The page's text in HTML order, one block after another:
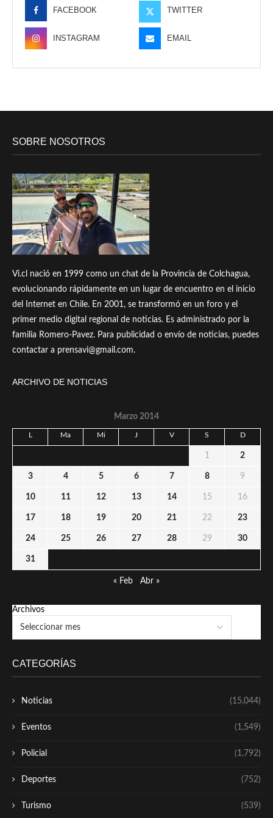
FACEBOOK TWITTER
INSTAGRAM EMAIL
SOBRE NOSOTROS
Vi.cl nació en 1999 como un chat de la Provincia de Colchagua,
evolucionando rápidamente en un lugar de encuentro en el inicio
del Internet en Chile. En 2001, se transformó en un foro y el
primer medio digital regional de noticias. Es administrado por la
familia Romero-Pavez. Para publicidad o envío de noticias, puedes
contactar a prensavi@gmail.com.
ARCHIVO DE NOTICIAS
Marzo 2014
L Ma Mi J V S D
1 2
3 4 5 6 7 8 9
10 11 12 13 14 15 16
17 18 19 20 21 22 23
24 25 26 27 28 29 30
31
« Feb Abr »
Archivos
CATEGORÍAS
Noticias (15,044)
Eventos (1,549)
Policial (1,792)
Deportes (752)
Turismo (539)